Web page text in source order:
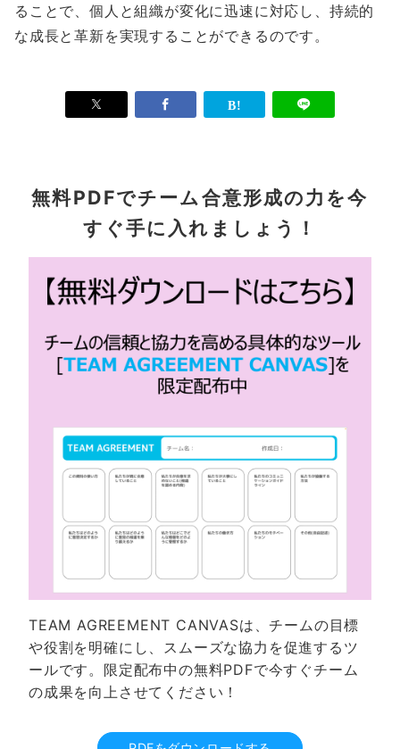
ることで、個人と組織が変化に迅速に対応し、持続的
な成長と革新を実現することができるのです。
無料PDFでチーム合意形成の力を今
すぐ手に入れましょう！
TEAM AGREEMENT CANVASは、チームの目標
や役割を明確にし、スムーズな協力を促進するツ
ールです。限定配布中の無料PDFで今すぐチーム
の成果を向上させてください！